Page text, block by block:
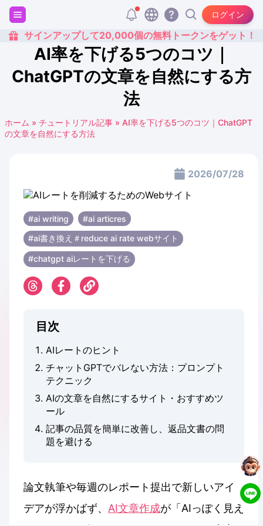
ログイン
サインアップして20,000個の無料トークンをゲット！
AI率を下げる5つのコツ｜
ChatGPTの文章を自然にする方
法
ホーム » チュートリアル記事 » AI率を下げる5つのコツ｜ChatGPT
の文章を自然にする方法
2026/07/28
#ai writing
#ai articres
#ai書き換え＃reduce ai rate webサイト
#chatgpt aiレートを下げる
目次
AIレートのヒント
チャットGPTでバレない方法：プロンプト
テクニック
AIの文章を自然にするサイト・おすすめツ
ール
記事の品質を簡単に改善し、返品文書の問
題を避ける
論文執筆や毎週のレポート提出で新しいアイ
デアが浮かばず、 AI文章作成が「AIっぽく見え